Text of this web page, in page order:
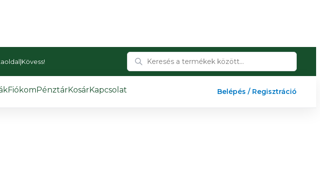
|Kövess!
FiókomPénztárKosárKapcsolat Belépés / Regisztráció